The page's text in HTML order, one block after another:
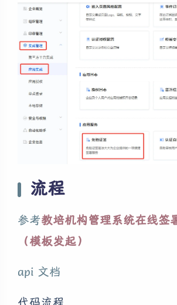
流程
参考教培机构管理系统在线签
（模板发起）
api 文档